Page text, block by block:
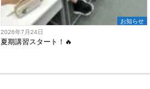
お知らせ
2026年7月24日
夏期講習スタート！🔥